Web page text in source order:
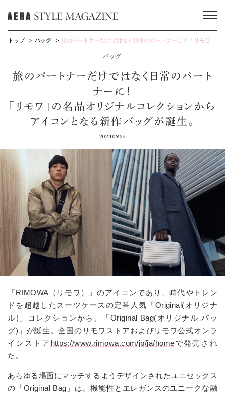
トップ バッグ 旅のパートナーだけではなく日常のパートナーに！「リモワ」の名品オリジナルコレクションからアイコンとなる新作バッグが誕生。
バッグ
旅のパートナーだけではなく日常のパート
ナーに！
「リモワ」の名品オリジナルコレクションから
アイコンとなる新作バッグが誕生。
2024.09.26
「RIMOWA（リモワ）」のアイコンであり、時代やトレン
ドを超越したスーツケースの定番人気「Original(オリジナ
ル)」コレクションから、「Original Bag(オリジナル バッ
グ)」が誕生。全国のリモワストアおよびリモワ公式オンラ
インストア https://www.rimowa.com/jp/ja/homeで発売され
た。
あらゆる場面にマッチするようデザインされたユニセックス
の「Original Bag」は、機能性とエレガンスのユニークな融